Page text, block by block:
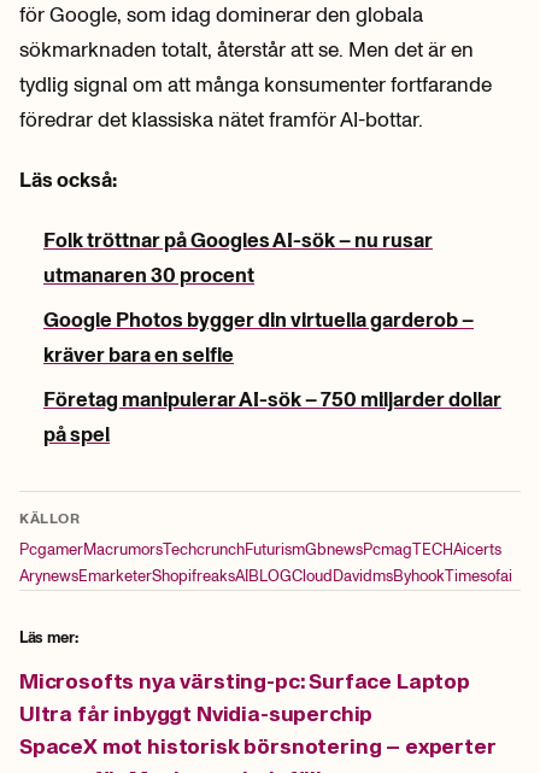
för Google, som idag dominerar den globala
sökmarknaden totalt, återstår att se. Men det är en
tydlig signal om att många konsumenter fortfarande
föredrar det klassiska nätet framför AI-bottar.
Läs också:
Folk tröttnar på Googles AI-sök – nu rusar
utmanaren 30 procent
Google Photos bygger din virtuella garderob –
kräver bara en selfie
Företag manipulerar AI-sök – 750 miljarder dollar
på spel
KÄLLOR
PcgamerMacrumorsTechcrunchFuturismGbnewsPcmagTECHAicerts
ArynewsEmarketerShopifreaksAIBLOGCloud DavidmsByhookTimesofai
Läs mer:
Microsofts nya värsting-pc: Surface Laptop
Ultra får inbyggt Nvidia-superchip
SpaceX mot historisk börsnotering – experter